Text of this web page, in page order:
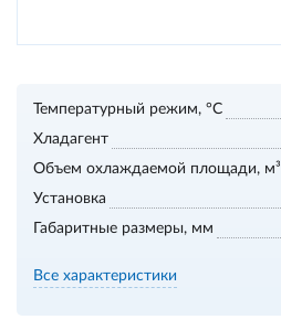
Температурный режим, °С
Хладагент
Объем охлаждаемой площади, м³
Установка
Габаритные размеры, мм
Все характеристики